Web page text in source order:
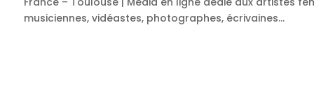
musiciennes, vidéastes, photographes, écrivaines…